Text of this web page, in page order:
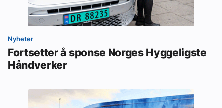
Nyheter
Fortsetter å sponse Norges Hyggeligste
Håndverker